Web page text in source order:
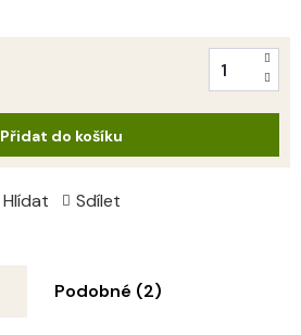
Hlídat Sdílet
Přidat do košíku
Podobné (2)